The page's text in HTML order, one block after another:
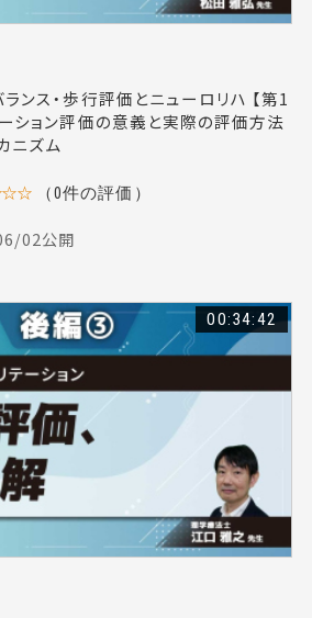
ンス・歩行評価とニューロリハ 【第1
ション評価の意義と実際の評価方法
ニズム
（0件の評価）
02公開
00:34:42